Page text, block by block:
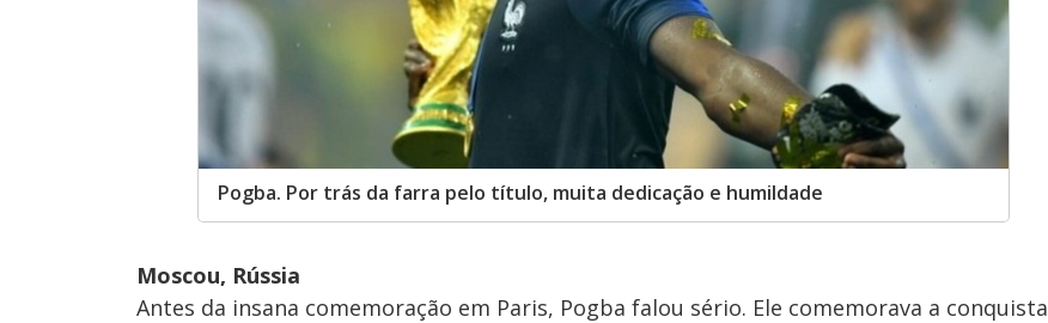
Pogba. Por trás da farra pelo título, muita dedicação e humildade
Moscou, Rússia
Antes da insana comemoração em Paris, Pogba falou sério. Ele comemorava a conquista